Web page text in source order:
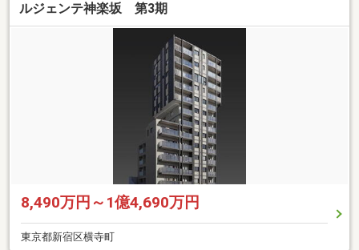
ルジェンテ神楽坂 第3期
8,490万円～1億4,690万円
東京都新宿区横寺町